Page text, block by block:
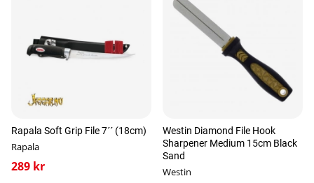
Rapala Soft Grip File 7´´ (18cm)
Rapala
289 kr
Westin Diamond File Hook
Sharpener Medium 15cm Black
Sand
Westin